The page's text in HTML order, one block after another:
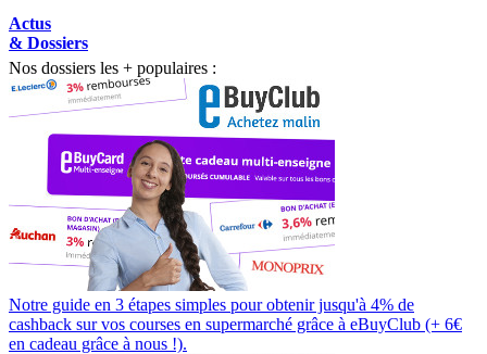
Actus
& Dossiers
Nos dossiers les + populaires :
Notre guide en 3 étapes simples pour obtenir jusqu'à 4% de
cashback sur vos courses en supermarché grâce à eBuyClub (+ 6€
en cadeau grâce à nous !).